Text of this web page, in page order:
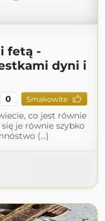
fetą -
dyni i
0 Smakowite
co jest równie
je równie szybko
(...)